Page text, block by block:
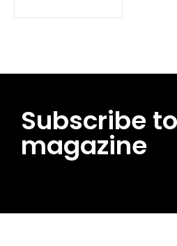
Subscribe
magazine